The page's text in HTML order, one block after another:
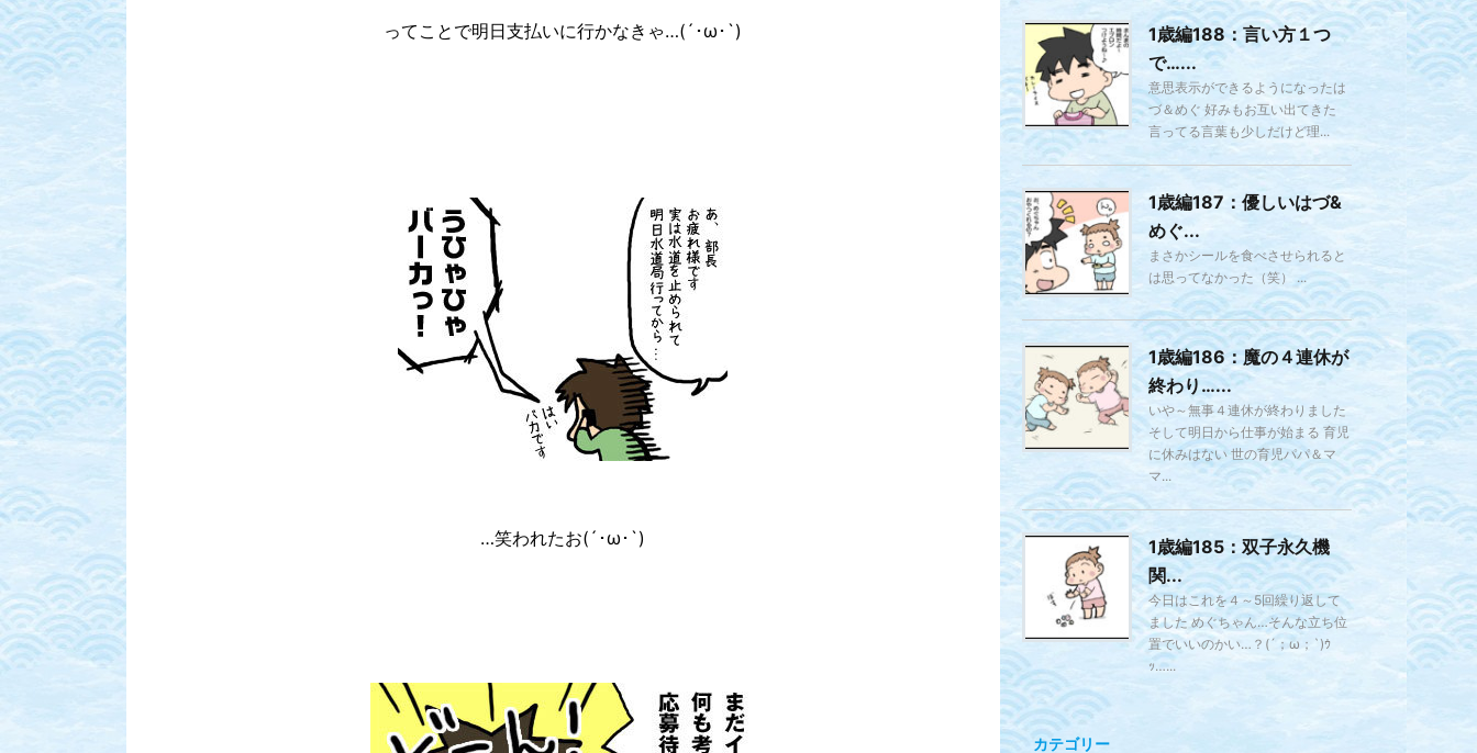
ってことで明日支払いに行かなきゃ…(´･ω･`)
…笑われたお(´･ω･`)
1歳編188：言い方１つ
で…...
意思表示ができるようになったは
づ＆めぐ 好みもお互い出てきた
言ってる言葉も少しだけど理...
1歳編187：優しいはづ&
めぐ...
まさかシールを食べさせられると
は思ってなかった（笑） ...
1歳編186：魔の４連休が
終わり…...
いや～無事４連休が終わりました
そして明日から仕事が始まる 育児
に休みはない 世の育児パパ＆マ
マ...
1歳編185：双子永久機
関...
今日はこれを４～5回繰り返して
ました めぐちゃん…そんな立ち位
置でいいのかい…？(´；ω；`)ｳ
ｯ…...
カテゴリー